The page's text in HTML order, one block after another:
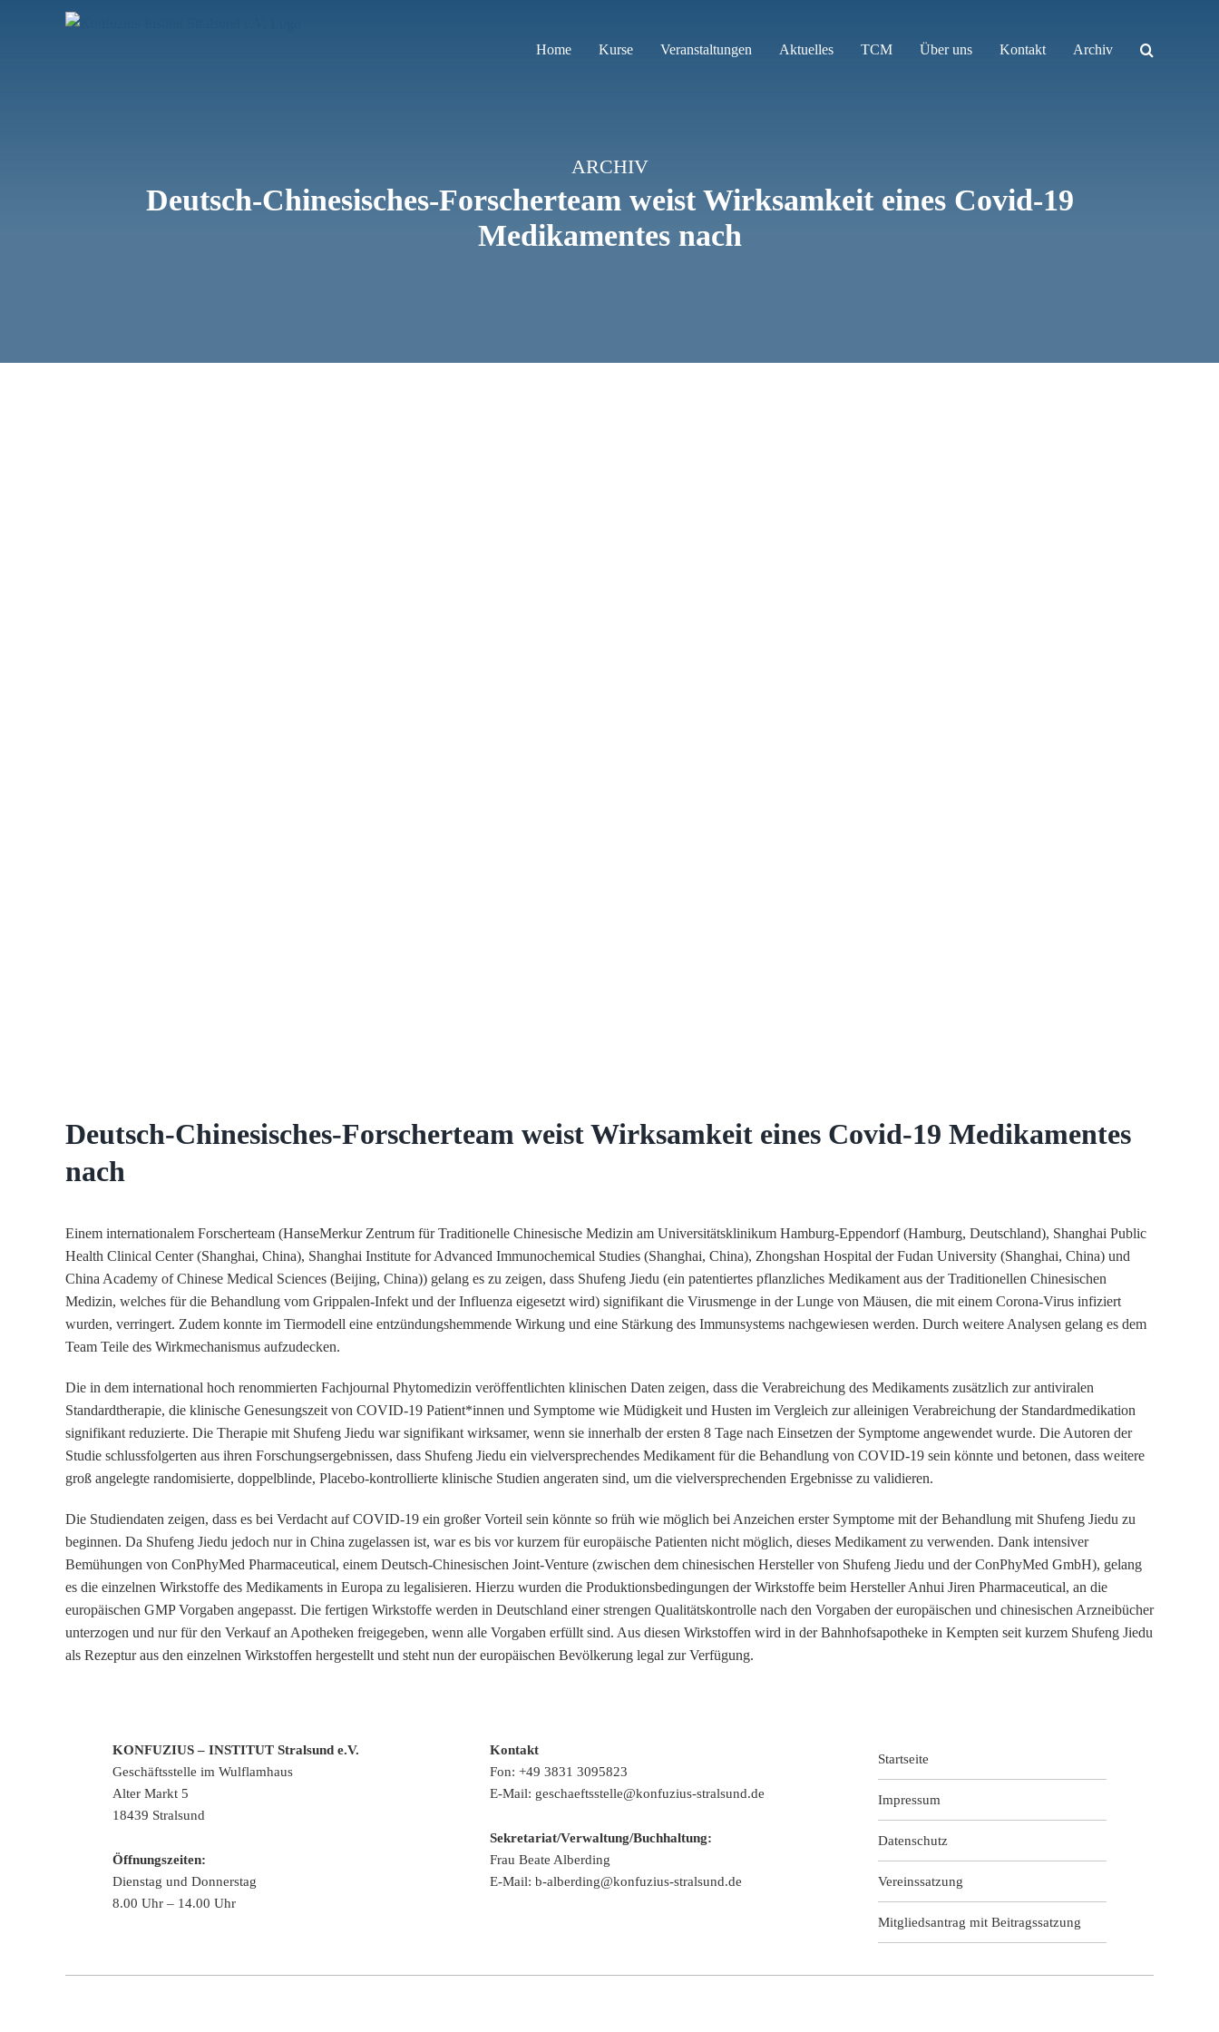
Home Kurse Veranstaltungen Aktuelles TCM Über uns Kontakt Archiv
ARCHIV
Deutsch-Chinesisches-Forscherteam weist Wirksamkeit eines Covid-19
Medikamentes nach
Deutsch-Chinesisches-Forscherteam weist Wirksamkeit eines Covid-19 Medikamentes
nach
Einem internationalem Forscherteam (HanseMerkur Zentrum für Traditionelle Chinesische Medizin am Universitätsklinikum Hamburg-Eppendorf (Hamburg, Deutschland), Shanghai Public
Health Clinical Center (Shanghai, China), Shanghai Institute for Advanced Immunochemical Studies (Shanghai, China), Zhongshan Hospital der Fudan University (Shanghai, China) und
China Academy of Chinese Medical Sciences (Beijing, China)) gelang es zu zeigen, dass Shufeng Jiedu (ein patentiertes pflanzliches Medikament aus der Traditionellen Chinesischen
Medizin, welches für die Behandlung vom Grippalen-Infekt und der Influenza eigesetzt wird) signifikant die Virusmenge in der Lunge von Mäusen, die mit einem Corona-Virus infiziert
wurden, verringert. Zudem konnte im Tiermodell eine entzündungshemmende Wirkung und eine Stärkung des Immunsystems nachgewiesen werden. Durch weitere Analysen gelang es dem
Team Teile des Wirkmechanismus aufzudecken.
Die in dem international hoch renommierten Fachjournal Phytomedizin veröffentlichten klinischen Daten zeigen, dass die Verabreichung des Medikaments zusätzlich zur antiviralen
Standardtherapie, die klinische Genesungszeit von COVID-19 Patient*innen und Symptome wie Müdigkeit und Husten im Vergleich zur alleinigen Verabreichung der Standardmedikation
signifikant reduzierte. Die Therapie mit Shufeng Jiedu war signifikant wirksamer, wenn sie innerhalb der ersten 8 Tage nach Einsetzen der Symptome angewendet wurde. Die Autoren der
Studie schlussfolgerten aus ihren Forschungsergebnissen, dass Shufeng Jiedu ein vielversprechendes Medikament für die Behandlung von COVID-19 sein könnte und betonen, dass weitere
groß angelegte randomisierte, doppelblinde, Placebo-kontrollierte klinische Studien angeraten sind, um die vielversprechenden Ergebnisse zu validieren.
Die Studiendaten zeigen, dass es bei Verdacht auf COVID-19 ein großer Vorteil sein könnte so früh wie möglich bei Anzeichen erster Symptome mit der Behandlung mit Shufeng Jiedu zu
beginnen. Da Shufeng Jiedu jedoch nur in China zugelassen ist, war es bis vor kurzem für europäische Patienten nicht möglich, dieses Medikament zu verwenden. Dank intensiver
Bemühungen von ConPhyMed Pharmaceutical, einem Deutsch-Chinesischen Joint-Venture (zwischen dem chinesischen Hersteller von Shufeng Jiedu und der ConPhyMed GmbH), gelang
es die einzelnen Wirkstoffe des Medikaments in Europa zu legalisieren. Hierzu wurden die Produktionsbedingungen der Wirkstoffe beim Hersteller Anhui Jiren Pharmaceutical, an die
europäischen GMP Vorgaben angepasst. Die fertigen Wirkstoffe werden in Deutschland einer strengen Qualitätskontrolle nach den Vorgaben der europäischen und chinesischen Arzneibücher
unterzogen und nur für den Verkauf an Apotheken freigegeben, wenn alle Vorgaben erfüllt sind. Aus diesen Wirkstoffen wird in der Bahnhofsapotheke in Kempten seit kurzem Shufeng Jiedu
als Rezeptur aus den einzelnen Wirkstoffen hergestellt und steht nun der europäischen Bevölkerung legal zur Verfügung.
KONFUZIUS – INSTITUT Stralsund e.V.
Geschäftsstelle im Wulflamhaus
Alter Markt 5
18439 Stralsund
Öffnungszeiten:
Dienstag und Donnerstag
8.00 Uhr – 14.00 Uhr
Kontakt
Fon: +49 3831 3095823
E-Mail: geschaeftsstelle@konfuzius-stralsund.de
Sekretariat/Verwaltung/Buchhaltung:
Frau Beate Alberding
E-Mail: b-alberding@konfuzius-stralsund.de
Startseite
Impressum
Datenschutz
Vereinssatzung
Mitgliedsantrag mit Beitragssatzung